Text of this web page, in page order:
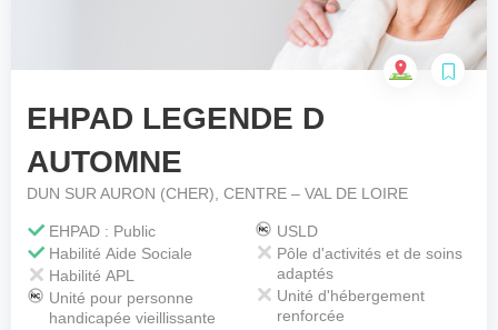
Nom & prénom du résident à contacter *
Votre téléphone*
EHPAD LEGENDE D
AUTOMNE
DUN SUR AURON (CHER), CENTRE – VAL DE LOIRE
EHPAD : Public
Habilité Aide Sociale
Habilité APL
Unité pour personne
handicapée vieillissante
USLD
Pôle d'activités et de soins
adaptés
Unité d'hébergement
renforcée